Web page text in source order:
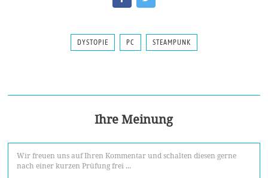
DYSTOPIE PC STEAMPUNK
Ihre Meinung